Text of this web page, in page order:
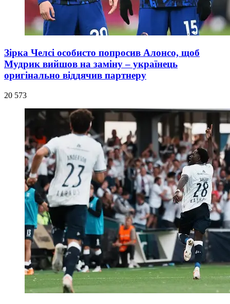
Зірка Челсі особисто попросив Алонсо, щоб
Мудрик вийшов на заміну – українець
оригінально віддячив партнеру
20 573